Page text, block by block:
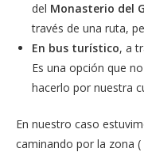
del Monasterio del
través de una ruta,
En bus turístico, a
Es una opción que
hacerlo por nuestra
En nuestro caso
caminando por la zona